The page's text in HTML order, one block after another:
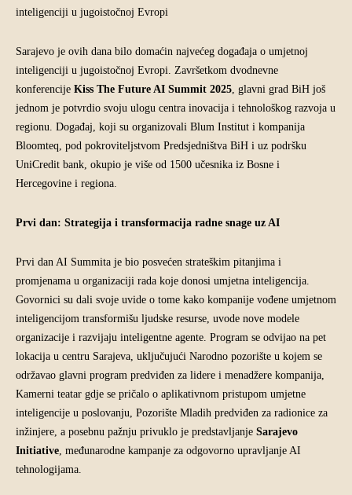
inteligenciji u jugoistočnoj Evropi
Sarajevo je ovih dana bilo domaćin najvećeg događaja o umjetnoj
inteligenciji u jugoistočnoj Evropi. Završetkom dvodnevne
konferencije Kiss The Future AI Summit 2025 , glavni grad BiH još
jednom je potvrdio svoju ulogu centra inovacija i tehnološkog razvoja u
regionu. Događaj, koji su organizovali Blum Institut i kompanija
Bloomteq, pod pokroviteljstvom Predsjedništva BiH i uz podršku
UniCredit bank, okupio je više od 1500 učesnika iz Bosne i
Hercegovine i regiona.
Prvi dan: Strategija i transformacija radne snage uz AI
Prvi dan AI Summita je bio posvećen strateškim pitanjima i
promjenama u organizaciji rada koje donosi umjetna inteligencija.
Govornici su dali svoje uvide o tome kako kompanije vođene umjetnom
inteligencijom transformišu ljudske resurse, uvode nove modele
organizacije i razvijaju inteligentne agente. Program se odvijao na pet
lokacija u centru Sarajeva, uključujući Narodno pozorište u kojem se
održavao glavni program predviđen za lidere i menadžere kompanija,
Kamerni teatar gdje se pričalo o aplikativnom pristupom umjetne
inteligencije u poslovanju, Pozorište Mladih predviđen za radionice za
inžinjere, a posebnu pažnju privuklo je predstavljanje Sarajevo
Initiative , međunarodne kampanje za odgovorno upravljanje AI
tehnologijama.